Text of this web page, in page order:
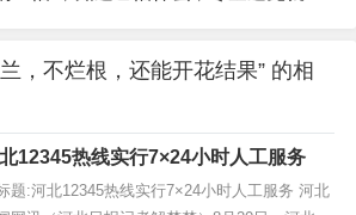
对你们有用的话，就转发给身边的朋友看